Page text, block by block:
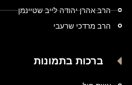
הרב אהרן יהודה לייב שטיינמן
הרב מרדכי שרעבי
ברכות בתמונות